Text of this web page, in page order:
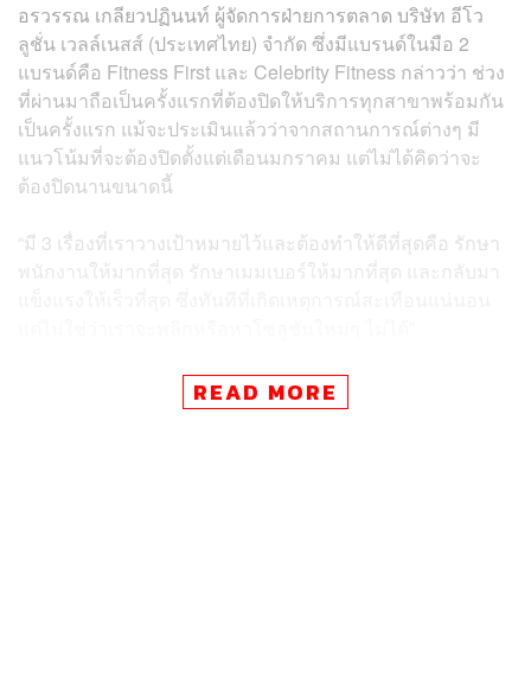
อรวรรณ เกลียวปฏินนท์ ผู้จัดการฝ่ายการตลาด บริษัท อีโว
ลูชั่น เวลล์เนสส์ (ประเทศไทย) จำกัด ซึ่งมีแบรนด์ในมือ 2
แบรนด์คือ Fitness First และ Celebrity Fitness กล่าวว่า ช่วง
ที่ผ่านมาถือเป็นครั้งแรกที่ต้องปิดให้บริการทุกสาขาพร้อมกัน
เป็นครั้งแรก แม้จะประเมินแล้วว่าจากสถานการณ์ต่างๆ มี
แนวโน้มที่จะต้องปิดตั้งแต่เดือนมกราคม แต่ไม่ได้คิดว่าจะ
ต้องปิดนานขนาดนี้
“มี 3 เรื่องที่เราวางเป้าหมายไว้และต้องทำให้ดีที่สุดคือ รักษา
พนักงานให้มากที่สุด รักษาเมมเบอร์ให้มากที่สุด และกลับมา
เรื่องแรก พนักงาน 1,000 กว่าคนไม่มีการปลด ไม่มีการลด
เงินเดือน แม้ว่าเทรนเนอร์ที่ Fitness First จะเป็นพนักงาน
READ MORE